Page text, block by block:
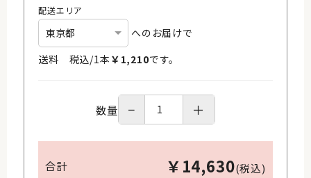
配送エリア
へのお届けで
送料 税込/1本 ￥ 1,210です。
数量 − ＋
合計 ￥ 14,630(税込)